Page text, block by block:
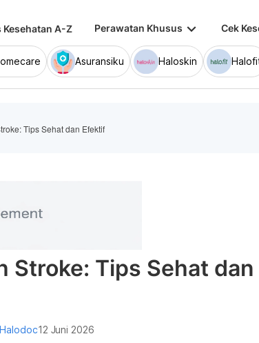
Kesehatan A-Z Perawatan Khusus keyboard_arrow_down Cek
Asuransiku Haloskin
Tips Sehat dan Efektif
Stroke: Tips Sehat dan
12 Juni 2026